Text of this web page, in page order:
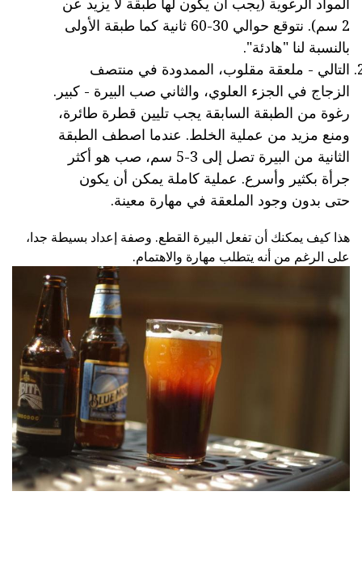
2 سم). نتوقع حوالي 30-60 ثانية كما طبقة الأولى
بالنسبة لنا "هادئة".
التالي - ملعقة مقلوب، الممدودة في منتصف
الزجاج في الجزء العلوي، والثاني صب البيرة - كبير.
رغوة من الطبقة السابقة يجب تليين قطرة طائرة،
ومنع مزيد من عملية الخلط. عندما اصطف الطبقة
الثانية من البيرة تصل إلى 3-5 سم، صب هو أكثر
جرأة بكثير وأسرع. عملية كاملة يمكن أن يكون
حتى بدون وجود الملعقة في مهارة معينة.
هذا كيف يمكنك أن تفعل البيرة القطع. وصفة إعداد بسيطة جدا،
على الرغم من أنه يتطلب مهارة والاهتمام.